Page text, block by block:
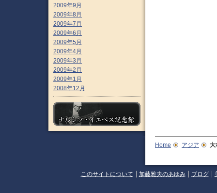
2009年9月
2009年8月
2009年7月
2009年6月
2009年5月
2009年4月
2009年3月
2009年2月
2009年1月
2008年12月
Home アジア 大
このサイトについて 加藤雅夫のあゆみ ブログ